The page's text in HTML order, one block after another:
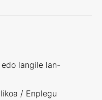
langile lan-
/ Enplegu